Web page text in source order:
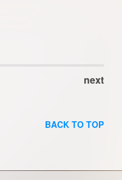
next
BACK TO TOP